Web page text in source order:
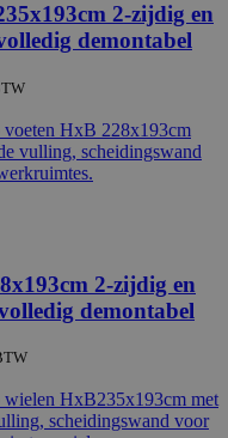
2-zijdig en
demontabel
2-zijdig en
demontabel